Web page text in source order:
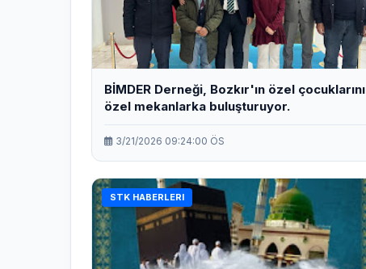
BİMDER Derneği, Bozkır'ın özel çocuklarını
özel mekanlarka buluşturuyor.
3/21/2026 09:24:00 ÖS
STK HABERLERI